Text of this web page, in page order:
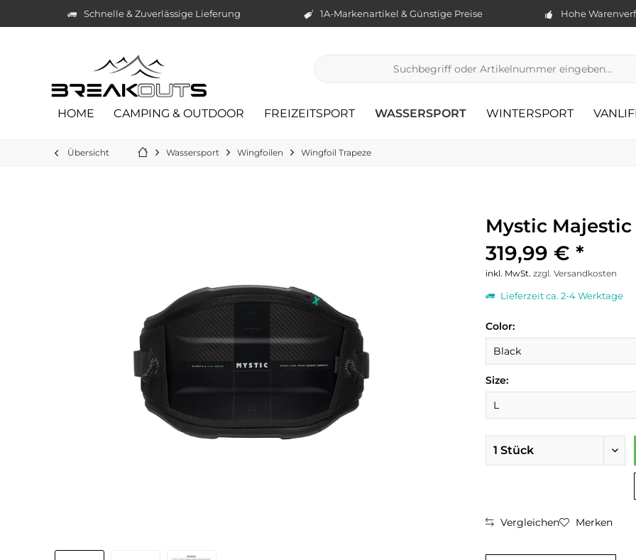
Schnelle & Zuverlässige Lieferung 1A-Markenartikel & Günstige Preise Hohe
HOME CAMPING & OUTDOOR FREIZEITSPORT WASSERSPORT WINTERSPORT
Übersicht Wassersport Wingfoilen Wingfoil Trapeze
Mystic
319,99 € *
inkl. MwSt. zzgl. Versandkosten
Lieferzeit ca. 2-4 Werktage
Color:
Size:
Vergleichen Merken